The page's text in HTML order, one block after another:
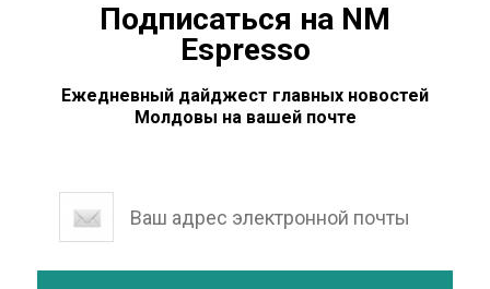
Подписаться на NM
Espresso
Ежедневный дайджест главных новостей
Молдовы на вашей почте